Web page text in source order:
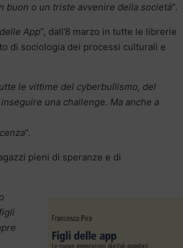
buon o un triste avvenire della società”.
App”, dall’8 marzo in tutte le librerie
di sociologia dei processi culturali e
le vittime del cyberbullismo, del
una challenge. Ma anche a
”.
pieni di speranze e di